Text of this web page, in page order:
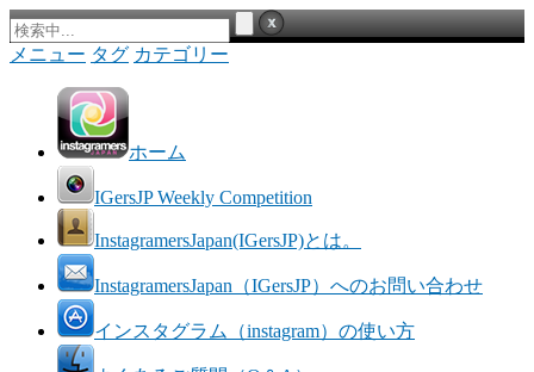
メニュー タグ カテゴリー
ホーム
IGersJP Weekly Competition
InstagramersJapan(IGersJP)とは。
InstagramersJapan（IGersJP）へのお問い合わせ
インスタグラム（instagram）の使い方